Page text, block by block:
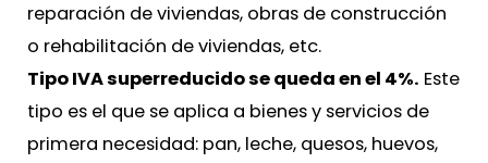
reparación de viviendas, obras de construcción
o rehabilitación de viviendas, etc.
Tipo IVA superreducido se queda en el 4%. Este
tipo es el que se aplica a bienes y servicios de
primera necesidad: pan, leche, quesos, huevos,